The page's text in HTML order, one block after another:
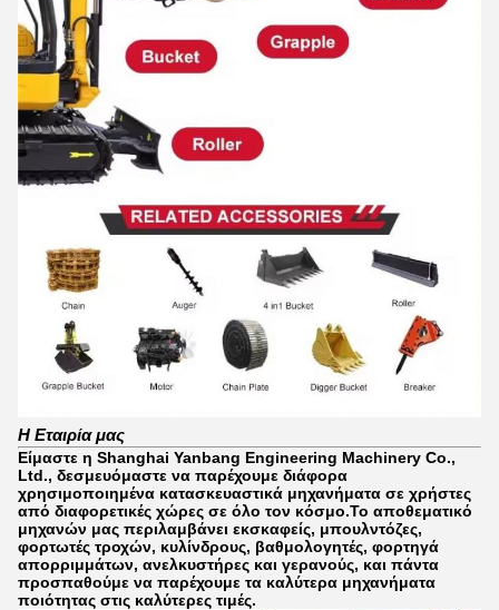
Η Εταιρία μας
Είμαστε η Shanghai Yanbang Engineering Machinery Co.,
Ltd., δεσμευόμαστε να παρέχουμε διάφορα
χρησιμοποιημένα κατασκευαστικά μηχανήματα σε χρήστες
από διαφορετικές χώρες σε όλο τον κόσμο.Το αποθεματικό
μηχανών μας περιλαμβάνει εκσκαφείς, μπουλντόζες,
φορτωτές τροχών, κυλίνδρους, βαθμολογητές, φορτηγά
απορριμμάτων, ανελκυστήρες και γερανούς, και πάντα
προσπαθούμε να παρέχουμε τα καλύτερα μηχανήματα
ποιότητας στις καλύτερες τιμές.